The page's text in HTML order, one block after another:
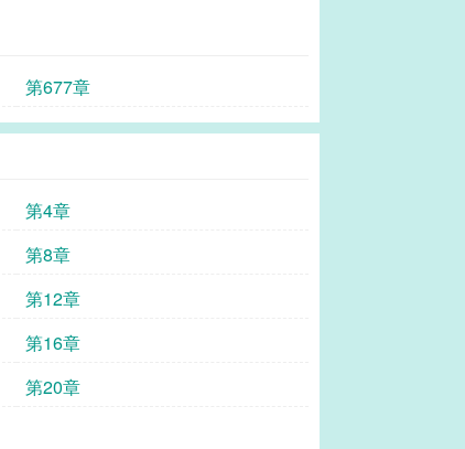
第677章
第4章
第8章
第12章
第16章
第20章